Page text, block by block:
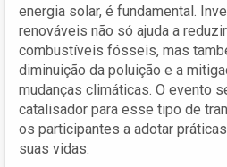
energia solar, é fundamental.
renováveis não só ajuda a
combustíveis fósseis, mas
diminuição da poluição e a
mudanças climáticas. O evento
catalisador para esse tipo de
os participantes a adotar
suas vidas.